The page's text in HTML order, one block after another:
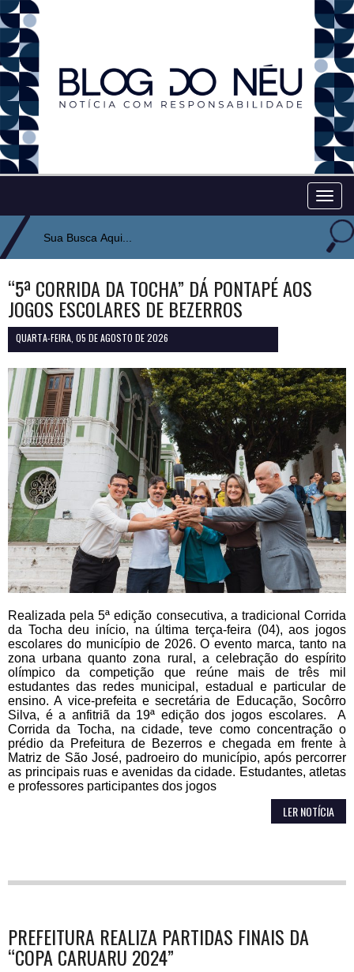
“5ª CORRIDA DA TOCHA” DÁ PONTAPÉ AOS
JOGOS ESCOLARES DE BEZERROS
QUARTA-FEIRA, 05 DE AGOSTO DE 2026
Realizada pela 5ª edição consecutiva, a tradicional Corrida
da Tocha deu início, na última terça-feira (04), aos jogos
escolares do município de 2026. O evento marca, tanto na
zona urbana quanto zona rural, a celebração do espírito
olímpico da competição que reúne mais de três mil
estudantes das redes municipal, estadual e particular de
ensino. A vice-prefeita e secretária de Educação, Socôrro
Silva, é a anfitriã da 19ª edição dos jogos escolares. A
Corrida da Tocha, na cidade, teve como concentração o
prédio da Prefeitura de Bezerros e chegada em frente à
Matriz de São José, padroeiro do município, após percorrer
as principais ruas e avenidas da cidade. Estudantes, atletas
e professores participantes dos jogos
LER NOTÍCIA
PREFEITURA REALIZA PARTIDAS FINAIS DA
“COPA CARUARU 2024”